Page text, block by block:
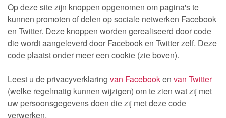
Op deze site zijn knoppen opgenomen om pagina's te
kunnen promoten of delen op sociale netwerken Facebook
en Twitter. Deze knoppen worden gerealiseerd door code
die wordt aangeleverd door Facebook en Twitter zelf. Deze
code plaatst onder meer een cookie (zie boven).
Leest u de privacyverklaring van Facebooken van Twitter
(welke regelmatig kunnen wijzigen) om te zien wat zij met
uw persoonsgegevens doen die zij met deze code
verwerken.